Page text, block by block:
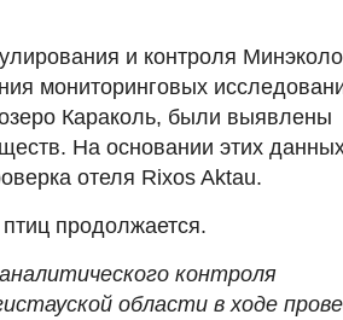
и контроля
мониторинговых
Караколь, были выявлены
На основании этих
отеля Rixos Aktau.
продолжается.
контроля
области в ходе